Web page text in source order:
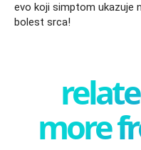
evo koji simptom ukazuje
bolest srca!
more